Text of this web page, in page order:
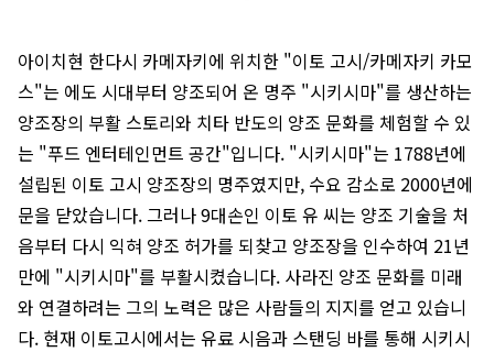
아이치현 한다시 카메자키에 위치한 "이토 고시/카메자키 카모
스"는 에도 시대부터 양조되어 온 명주 "시키시마"를 생산하는
양조장의 부활 스토리와 치타 반도의 양조 문화를 체험할 수 있
는 "푸드 엔터테인먼트 공간"입니다. "시키시마"는 1788년에
설립된 이토 고시 양조장의 명주였지만, 수요 감소로 2000년에
문을 닫았습니다. 그러나 9대손인 이토 유 씨는 양조 기술을 처
음부터 다시 익혀 양조 허가를 되찾고 양조장을 인수하여 21년
만에 "시키시마"를 부활시켰습니다. 사라진 양조 문화를 미래
와 연결하려는 그의 노력은 많은 사람들의 지지를 얻고 있습니
다. 현재 이토고시에서는 유료 시음과 스탠딩 바를 통해 시키시